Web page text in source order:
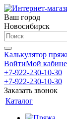
Ваш город
Новосибирск
Калькулятор
ВойтиМой
+7-922-230-10-30
+7-922-230-10-30
Заказать звонок
Каталог